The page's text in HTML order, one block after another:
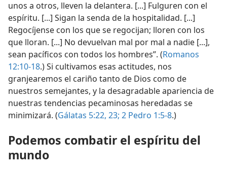
unos a otros, lleven la delantera. [...] Fulguren con el
espíritu. [...] Sigan la senda de la hospitalidad. [...]
Regocíjense con los que se regocijan; lloren con los
que lloran. [...] No devuelvan mal por mal a nadie [...],
sean pacíficos con todos los hombres”. (Romanos
12:10-18.) Si cultivamos esas actitudes, nos
granjearemos el cariño tanto de Dios como de
nuestros semejantes, y la desagradable apariencia de
nuestras tendencias pecaminosas heredadas se
minimizará. (Gálatas 5:22, 23; 2 Pedro 1:5-8.)
Podemos combatir el espíritu del
mundo